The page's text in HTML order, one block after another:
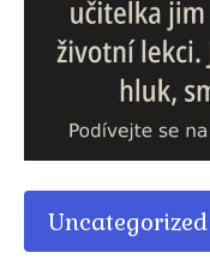
Uncategorized